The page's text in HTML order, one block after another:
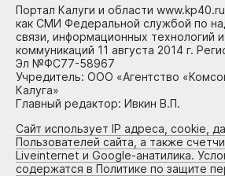
Портал Калуги и области
как СМИ Федеральной службой по
связи, информационных технологий
коммуникаций 11 августа 2014 г.
Эл №ФС77-58967
Учредитель: ООО «Агентство
Калуга»
Главный редактор: Ивкин В.П.
Сайт использует IP адреса, cookie,
Пользователей сайта, а также
Liveinternet и Google-анатилика.
содержатся в Политике по защите